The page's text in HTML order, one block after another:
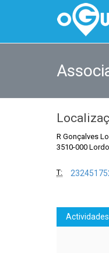
R Gonçalves
3510-000
T:
Actividades